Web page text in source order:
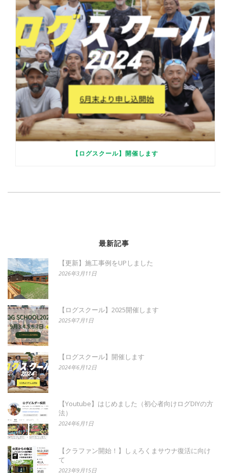
【ログスクール】開催します
最新記事
【更新】施工事例をUPしました
2026年3月11日
【ログスクール】2025開催します
2025年7月1日
【ログスクール】開催します
2024年6月12日
【Youtube】はじめました（初心者向けログDIYの方
法）
2024年6月1日
【クラファン開始！】しぇろくまサウナ復活に向け
て
2023年9月15日